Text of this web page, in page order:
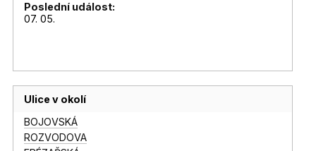
Poslední událost:
07. 05.
Ulice v okolí
BOJOVSKÁ
ROZVODOVA